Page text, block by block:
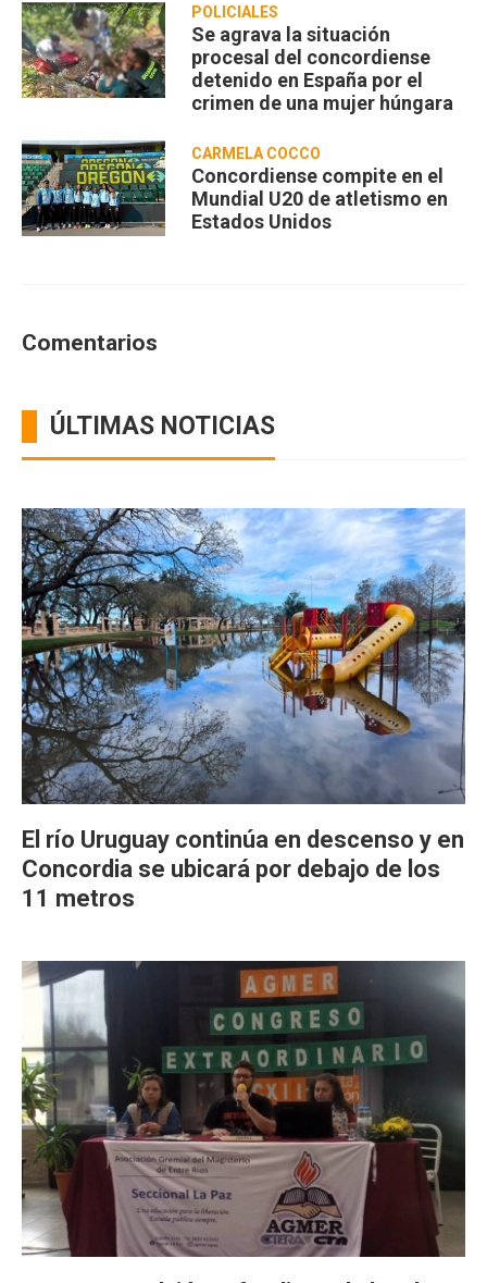
POLICIALES
Se agrava la situación
procesal del concordiense
detenido en España por el
crimen de una mujer húngara
CARMELA COCCO
Concordiense compite en el
Mundial U20 de atletismo en
Estados Unidos
Comentarios
ÚLTIMAS NOTICIAS
El río Uruguay continúa en descenso y en
Concordia se ubicará por debajo de los
11 metros